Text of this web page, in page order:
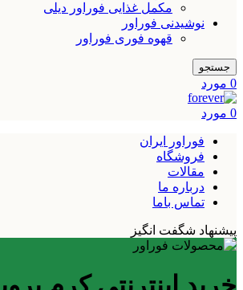
مکمل غذایی فوراور دیلی
نوشیدنی فوراور
قهوه فوری فوراور
جستجو
0 مورد
0 مورد
فوراور ایران
فروشگاه
مقالات
درباره ما
تماس باما
پیشنهاد شگفت انگیز